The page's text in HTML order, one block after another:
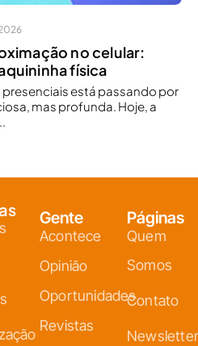
no celular:
física
presenciais está passando por
mas profunda. Hoje, a
Gente
Acontece
Opinião
Oportunidades
Revistas
Páginas
Quem
Somos
Contato
Newsletter